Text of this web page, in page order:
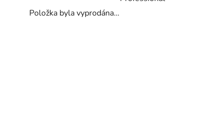
Položka byla vyprodána…